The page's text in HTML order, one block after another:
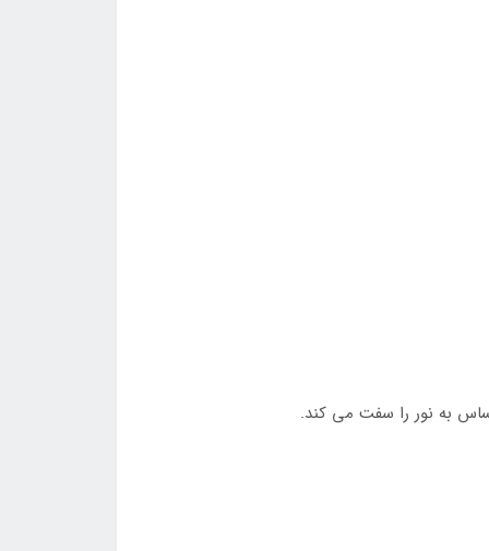
به نور را سفت می کند.